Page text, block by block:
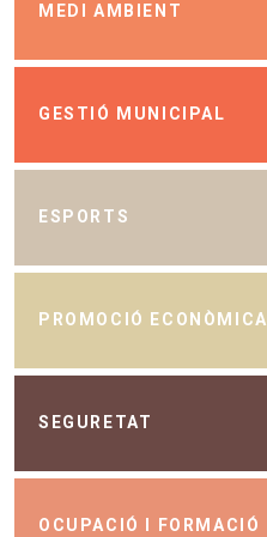
MEDI AMBIENT
GESTIÓ MUNICIPAL
ESPORTS
PROMOCIÓ ECONÒMICA
SEGURETAT
OCUPACIÓ I FORMACIÓ